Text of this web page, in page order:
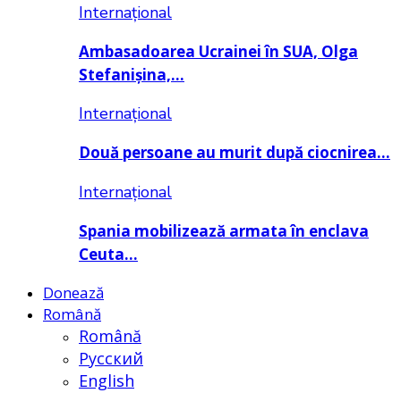
Internațional
Ambasadoarea Ucrainei în SUA, Olga
Stefanișina,…
Internațional
Două persoane au murit după ciocnirea…
Internațional
Spania mobilizează armata în enclava
Ceuta…
Donează
Română
Română
Русский
English